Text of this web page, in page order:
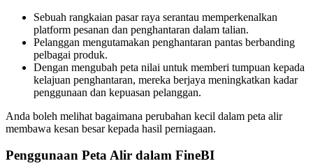
Sebuah rangkaian pasar raya serantau memperkenalkan
platform pesanan dan penghantaran dalam talian.
Pelanggan mengutamakan penghantaran pantas berbanding
pelbagai produk.
Dengan mengubah peta nilai untuk memberi tumpuan kepada
kelajuan penghantaran, mereka berjaya meningkatkan kadar
penggunaan dan kepuasan pelanggan.
Anda boleh melihat bagaimana perubahan kecil dalam peta alir
membawa kesan besar kepada hasil perniagaan.
Penggunaan Peta Alir dalam FineBI